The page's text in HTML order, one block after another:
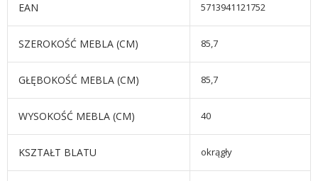
EAN 5713941121752
SZEROKOŚĆ MEBLA (CM) 85,7
GŁĘBOKOŚĆ MEBLA (CM) 85,7
WYSOKOŚĆ MEBLA (CM) 40
KSZTAŁT BLATU okrągły